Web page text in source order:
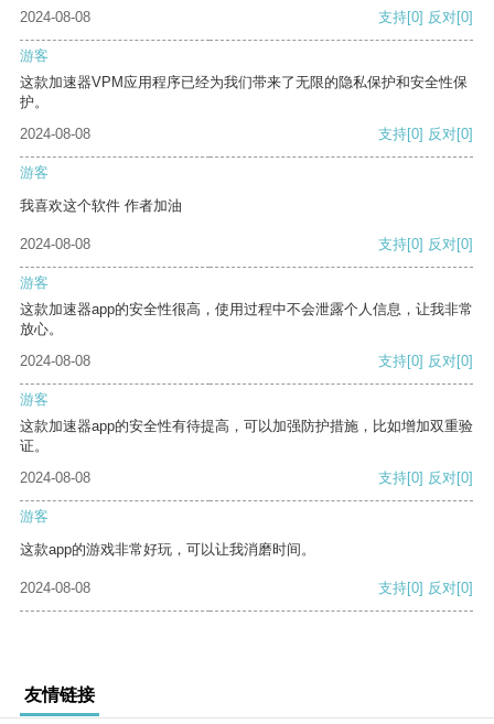
2024-08-08
支持[0] 反对[0]
游客
这款加速器VPM应用程序已经为我们带来了无限的隐私保护和安全性保
护。
2024-08-08
支持[0] 反对[0]
游客
我喜欢这个软件 作者加油
2024-08-08 支持[0] 反对[0]
游客
这款加速器app的安全性很高，使用过程中不会泄露个人信息，让我非常
放心。
2024-08-08
支持[0] 反对[0]
游客
这款加速器app的安全性有待提高，可以加强防护措施，比如增加双重验
证。
2024-08-08
支持[0] 反对[0]
游客
这款app的游戏非常好玩，可以让我消磨时间。
2024-08-08 支持[0] 反对[0]
友情链接